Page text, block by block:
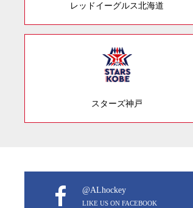
レッドイーグルス北海道
スターズ神戸
@ALhockey
LIKE US ON FACEBOOK